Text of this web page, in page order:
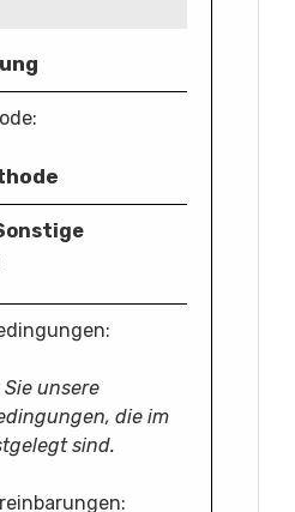
unsere
die im
sind.